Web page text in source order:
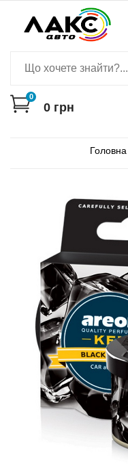
0
0 грн
Головна